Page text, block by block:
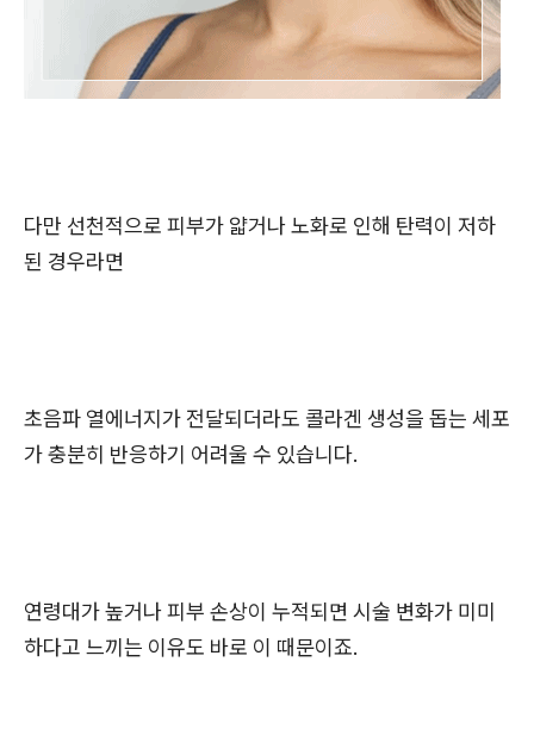
다만 선천적으로 피부가 얇거나 노화로 인해 탄력이 저하
된 경우라면
초음파 열에너지가 전달되더라도 콜라겐 생성을 돕는 세포
가 충분히 반응하기 어려울 수 있습니다.
연령대가 높거나 피부 손상이 누적되면 시술 변화가 미미
하다고 느끼는 이유도 바로 이 때문이죠.